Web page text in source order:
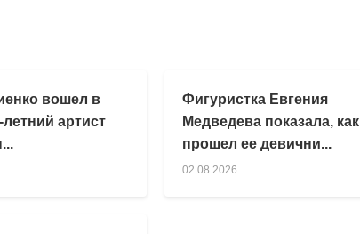
вошел в
артист
Фигуристка Евгения
Медведева показала, как
прошел ее девични...
02.08.2026